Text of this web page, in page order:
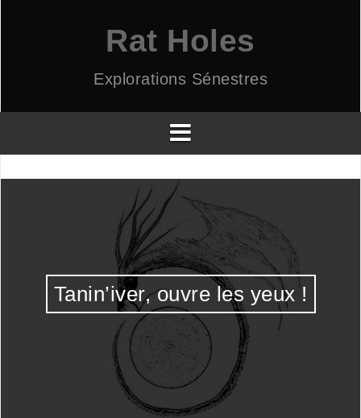
Rat Holes
Explorations Sénestres
Tanin’iver, ouvre les yeux !